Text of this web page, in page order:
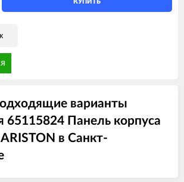
КУПИТЬ
варианты
65115824 Панель корпуса
в Санкт-